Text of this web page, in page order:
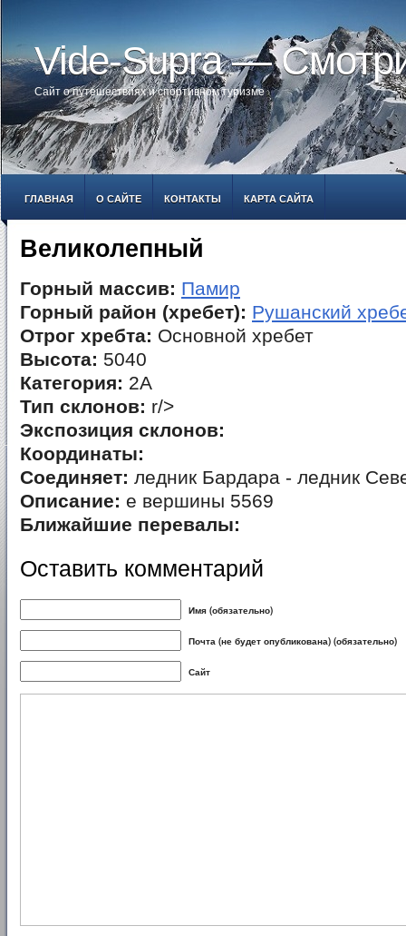
Vide-Supra —
Сайт о путешествиях и спортивном туризме
ГЛАВНАЯ О САЙТЕ КОНТАКТЫ КАРТА САЙТА
Великолепный
Горный массив: Памир
Горный район (хребет): Рушанский
Отрог хребта: Основной хребет
Высота: 5040
Категория: 2А
Тип склонов: r/>
Экспозиция склонов:
Координаты:
Соединяет: ледник Бардара - ледник
Описание: е вершины 5569
Ближайшие перевалы:
Оставить комментарий
Имя (обязательно)
Почта (не будет опубликована) (обязательно)
Сайт